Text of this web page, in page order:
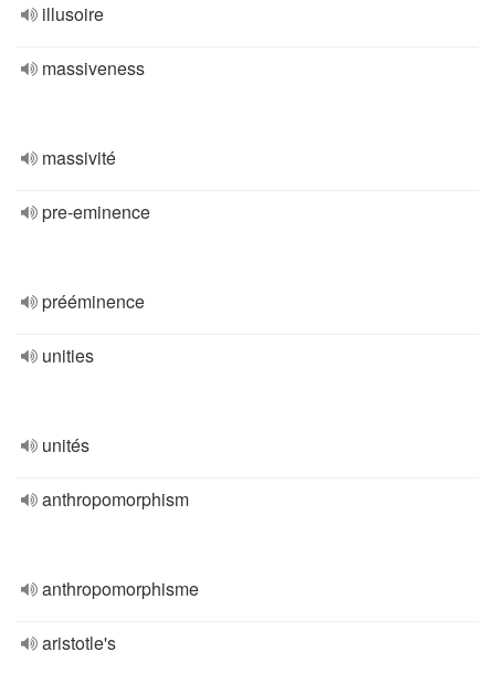
illusoire
massiveness
massivité
pre-eminence
prééminence
unities
unités
anthropomorphism
anthropomorphisme
aristotle's